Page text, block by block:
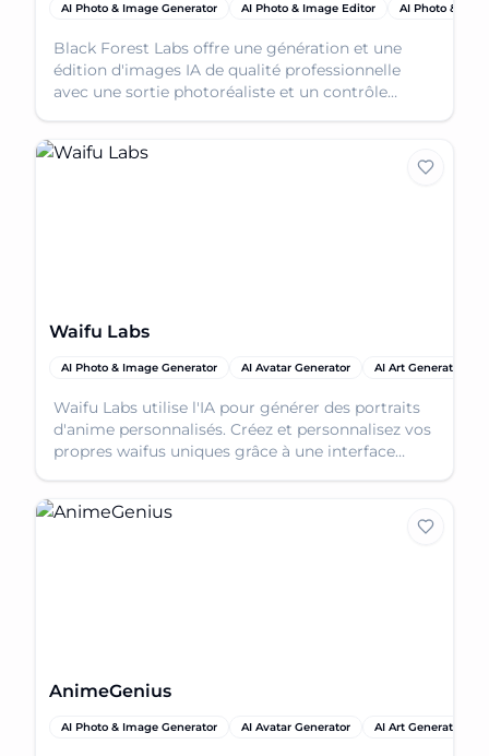
AI Photo & Image Generator AI Photo & Image Editor AI Photo &
Black Forest Labs offre une génération et une
édition d'images IA de qualité professionnelle
avec une sortie photoréaliste et un contrôle
Waifu Labs
AI Photo & Image Generator AI Avatar Generator AI Art Generator
Waifu Labs utilise l'IA pour générer des portraits
d'anime personnalisés. Créez et personnalisez vos
propres waifus uniques grâce à une interface
AnimeGenius
AI Photo & Image Generator AI Avatar Generator AI Art Generator